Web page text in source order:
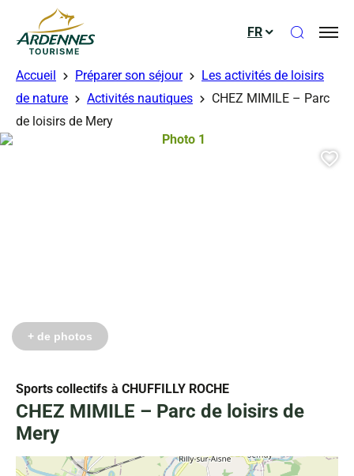
ADT des Ardennes
FR Ouvrir
Accueil Préparer son séjour
Les activités de loisirs
de nature
Activités nautiques
CHEZ MIMILE – Parc
de loisirs de Mery
Sports collectifs à CHUFFILLY ROCHE
CHEZ MIMILE – Parc de loisirs de
Mery
Photo 1, © Droits gérés – HERVE
+ de photos